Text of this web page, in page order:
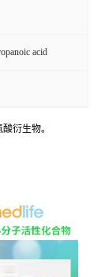
acid
衍生物。